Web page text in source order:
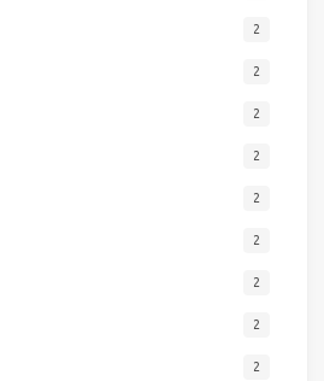
2
2
2
2
2
2
2
2
2